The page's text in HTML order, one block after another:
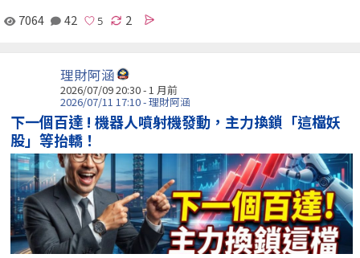
7064 42 2
理財阿涵
2026/07/09 20:30 - 1 月前
2026/07/11 17:10 - 理財阿涵
下一個百達 ! 機器人噴射機發動，主力換鎖「這檔妖
股」等抬轎！